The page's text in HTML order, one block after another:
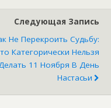
Следующая Запись
Не Перекроить Судьбу:
Категорически Нельзя
11 Ноября В День
Настасьи